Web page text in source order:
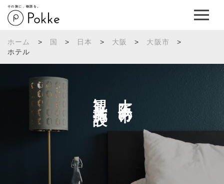
その旅に、物語を。
ホーム > 国 > 日本 > 大阪 > 大阪市
>
ホテル
大阪市の
観光施設へ